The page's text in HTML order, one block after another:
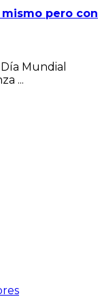
pero con
Mundial
...